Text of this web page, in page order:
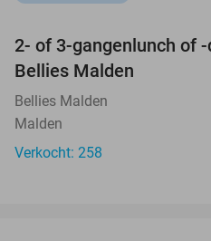
2- of 3-gangenlunch of
Bellies Malden
Bellies Malden
Malden
Verkocht: 258